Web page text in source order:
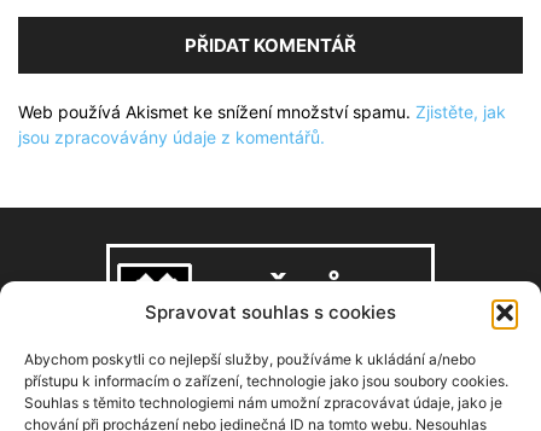
Spravovat souhlas s cookies
Abychom poskytli co nejlepší služby, používáme k ukládání a/nebo
přístupu k informacím o zařízení, technologie jako jsou soubory cookies.
Souhlas s těmito technologiemi nám umožní zpracovávat údaje, jako je
chování při procházení nebo jedinečná ID na tomto webu. Nesouhlas
Web používá Akismet ke snížení množství spamu. Zjistěte, jak
jsou zpracovávány údaje z komentářů.
O NÁS